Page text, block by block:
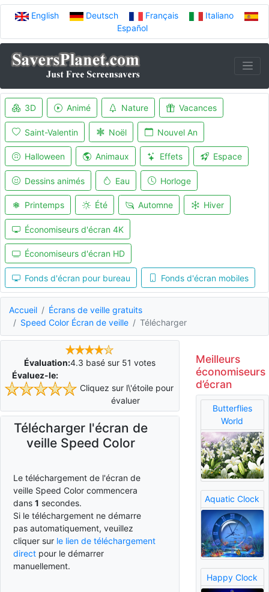
English Deutsch Français
Italiano
Español
3D Animé Nature Vacances
Saint-Valentin Noël Nouvel An
Halloween Animaux Effets Espace
Dessins animés Eau Horloge
Printemps Été Automne Hiver
Économiseurs d'écran 4K
Économiseurs d'écran HD
Fonds d'écran pour bureau Fonds d'écran mobiles
Accueil
Écrans de veille gratuits
Speed Color Écran de veille
Télécharger
Évaluation:4.3 basé sur 51 votes
Évaluez-le:
Cliquez sur l\'étoile pour
évaluer
Télécharger l'écran de
veille Speed Color
Le téléchargement de l'écran de
veille Speed Color commencera
dans 0 secondes.
Si le téléchargement ne démarre
pas automatiquement, veuillez
cliquer sur le lien de téléchargement
direct pour le démarrer
manuellement.
Meilleurs
économiseurs
d’écran
Butterflies
World
Aquatic Clock
Happy Clock